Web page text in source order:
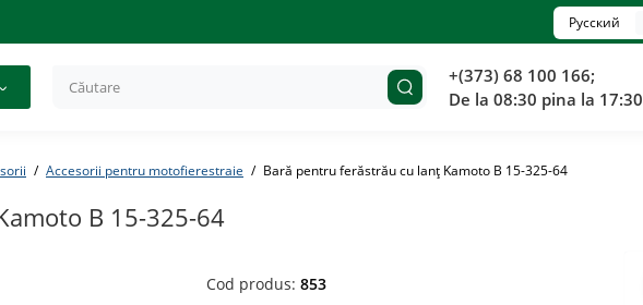
Русский
+(373) 68 100 166;
De la 08:30 pina la 17:30
Accesorii pentru motofierestraie Bară pentru ferăstrău cu lanț Kamoto B 15-325-64
B 15-325-64
Cod produs:853